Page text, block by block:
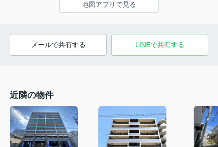
地図アプリで見る
メールで共有する LINEで共有する
近隣の物件